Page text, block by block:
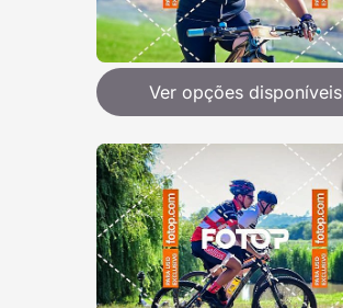
Ver opções disponíveis